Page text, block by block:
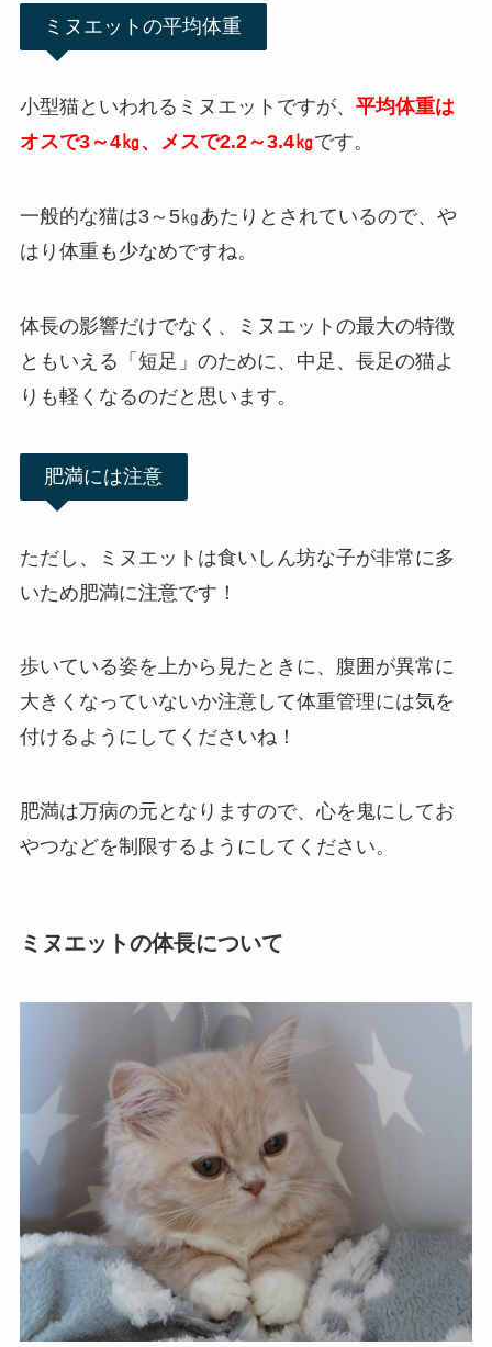
ミヌエットの平均体重
小型猫といわれるミヌエットですが、 平均体重は
オスで3～4㎏、メスで2.2～3.4㎏です。
一般的な猫は3～5㎏あたりとされているので、や
はり体重も少なめですね。
体長の影響だけでなく、ミヌエットの最大の特徴
ともいえる「短足」のために、中足、長足の猫よ
りも軽くなるのだと思います。
肥満には注意
ただし、ミヌエットは食いしん坊な子が非常に多
いため肥満に注意です！
歩いている姿を上から見たときに、腹囲が異常に
大きくなっていないか注意して体重管理には気を
付けるようにしてくださいね！
肥満は万病の元となりますので、心を鬼にしてお
やつなどを制限するようにしてください。
ミヌエットの体長について